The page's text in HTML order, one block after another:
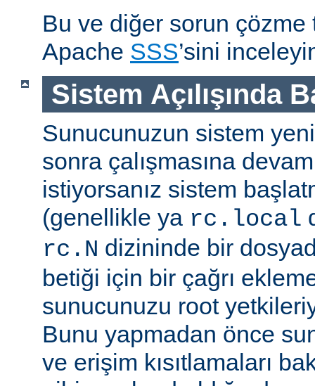
Bu ve diğer sorun çözme
Apache SSS’sini
Sistem Açılışında
Sunucunuzun sistem
sonra çalışmasına
istiyorsanız sistem
(genellikle ya rc.local
rc.N dizininde bir
betiği için bir çağrı
sunucunuzu root
Bunu yapmadan önce
ve erişim kısıtlamaları